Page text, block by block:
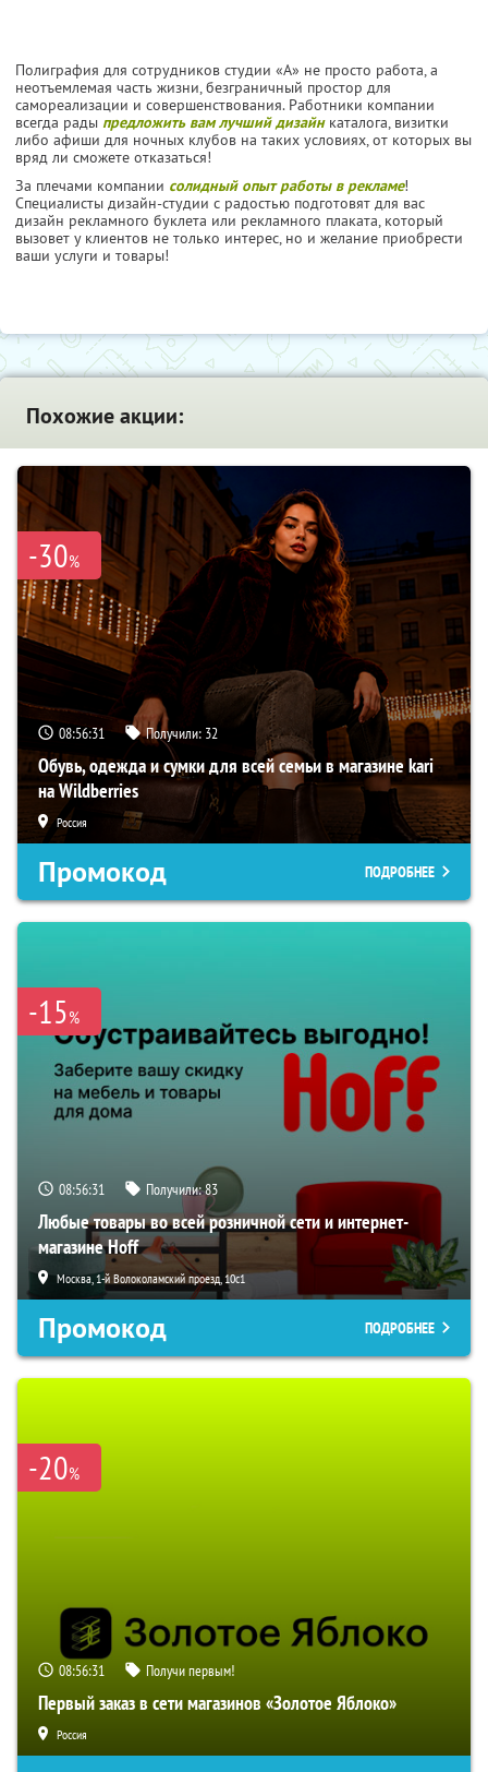
Полиграфия для сотрудников студии «А» не просто работа, а
неотъемлемая часть жизни, безграничный простор для
самореализации и совершенствования. Работники компании
всегда рады предложить вам лучший дизайнкаталога, визитки
либо афиши для ночных клубов на таких условиях, от которых вы
вряд ли сможете отказаться!
За плечами компании солидный опыт работы в рекламе!
Специалисты дизайн-студии с радостью подготовят для вас
дизайн рекламного буклета или рекламного плаката, который
вызовет у клиентов не только интерес, но и желание приобрести
ваши услуги и товары!
Похожие акции:
-30%
08:56:30 Получили: 32
Обувь, одежда и сумки для всей семьи в магазине kari
на Wildberries
Россия
Промокод ПОДРОБНЕЕ
-15%
08:56:30 Получили:83
Любые товары во всей розничной сети и интернет-
магазине Hoff
Москва, 1-й Волоколамский проезд, 10с1
Промокод ПОДРОБНЕЕ
-20%
08:56:30 Получи первым!
Первый заказ в сети магазинов «Золотое Яблоко»
Россия